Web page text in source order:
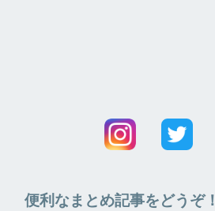
便利なまとめ記事をどうぞ！